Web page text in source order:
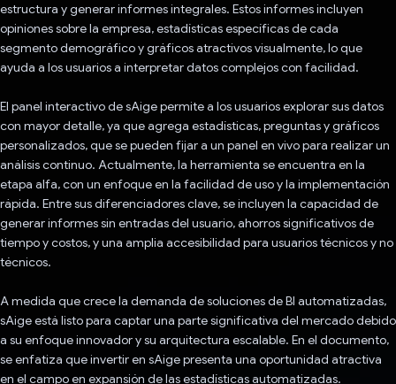
estructura y generar informes integrales. Estos informes incluyen
opiniones sobre la empresa, estadísticas específicas de cada
segmento demográfico y gráficos atractivos visualmente, lo que
ayuda a los usuarios a interpretar datos complejos con facilidad.
El panel interactivo de sAige permite a los usuarios explorar sus datos
con mayor detalle, ya que agrega estadísticas, preguntas y gráficos
personalizados, que se pueden fijar a un panel en vivo para realizar un
análisis continuo. Actualmente, la herramienta se encuentra en la
etapa alfa, con un enfoque en la facilidad de uso y la implementación
rápida. Entre sus diferenciadores clave, se incluyen la capacidad de
generar informes sin entradas del usuario, ahorros significativos de
tiempo y costos, y una amplia accesibilidad para usuarios técnicos y no
técnicos.
A medida que crece la demanda de soluciones de BI automatizadas,
sAige está listo para captar una parte significativa del mercado debido
a su enfoque innovador y su arquitectura escalable. En el documento,
se enfatiza que invertir en sAige presenta una oportunidad atractiva
en el campo en expansión de las estadísticas automatizadas.